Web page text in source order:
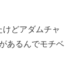
どアダムチャ
あるんでモチベ